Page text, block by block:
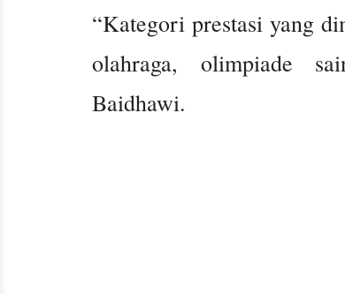
“Kategori prestasi yang
olahraga, olimpiade
Baidhawi.